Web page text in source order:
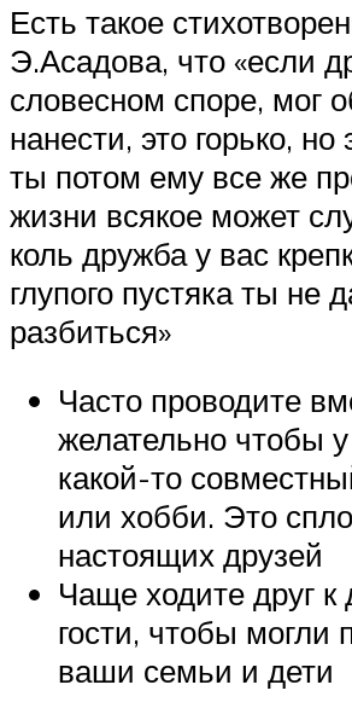
Есть такое
Э.Асадова, что «если
словесном споре, мог
нанести, это горько, но
ты потом ему все же
жизни всякое может
коль дружба у вас
глупого пустяка ты не
разбиться»
Часто проводите
желательно чтобы
какой-то
или хобби. Это
настоящих друзей
Чаще ходите друг к
гости, чтобы могли
ваши семьи и дети